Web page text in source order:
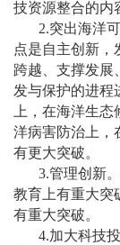
技资源整合的内
2.突出海洋
点是自主创新，
跨越、支撑发展
发与保护的进程
上，在海洋生
洋病害防治上，
有更大突破。
3.管理创新
教育上有重大突
有重大突破。
4.加大科技